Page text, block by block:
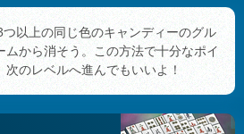
以上の同じ色のキャンディーのグル
ムから消そう。この方法で十分なポイ
次のレベルへ進んでもいいよ！